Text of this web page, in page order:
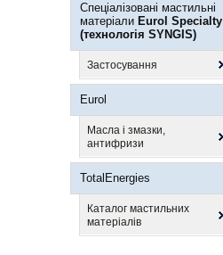
Спеціалізовані мастильні
матеріали Eurol Specialty
(технологія SYNGIS)
Застосування
Eurol
Масла і змазки,
антифризи
TotalEnergies
Каталог мастильних
матеріалів